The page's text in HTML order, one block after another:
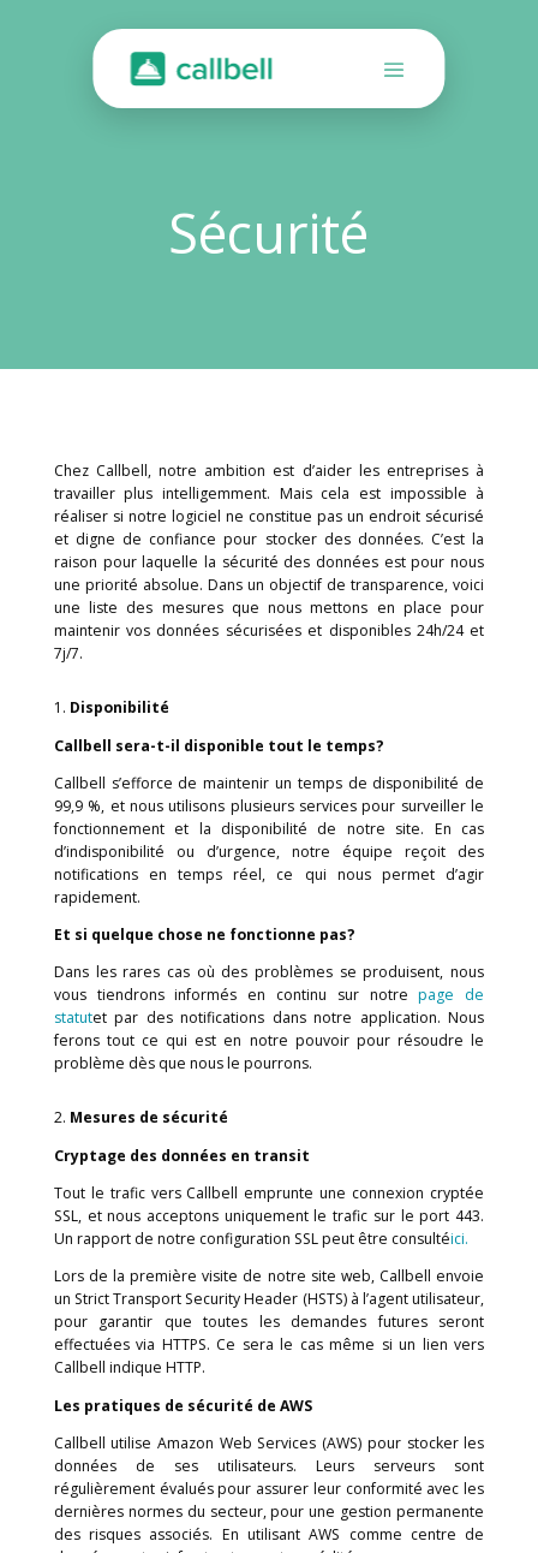
Chez Callbell, notre ambition est d’aider les
travailler plus intelligemment. Mais cela est
réaliser si notre logiciel ne constitue pas un endroit
et digne de confiance pour stocker des données.
une priorité absolue. Dans un objectif de
une liste des mesures que nous mettons en
maintenir vos données sécurisées et disponibles
7j/7.
Disponibilité
Callbell s’efforce de maintenir un temps de
99,9 %, et nous utilisons plusieurs services pour
fonctionnement et la disponibilité de notre site.
d’indisponibilité ou d’urgence, notre équipe
notifications en temps réel, ce qui nous permet
Et si quelque chose ne fonctionne pas?
Dans les rares cas où des problèmes se
vous tiendrons informés en continu sur notre
statutet par des notifications dans notre
ferons tout ce qui est en notre pouvoir pour
problème dès que nous le pourrons.
Mesures de sécurité
Cryptage des données en transit
Tout le trafic vers Callbell emprunte une connexion
SSL, et nous acceptons uniquement le trafic sur le
Un rapport de notre configuration SSL peut être